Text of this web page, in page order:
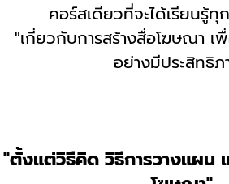
คอร์สเดียวที่จะได้เรียนรู้ทุ
"เกี่ยวกับการสร้างสื่อโฆษณา เ
อย่างมีประสิทธิ
"ตั้งแต่วิธีคิด วิธีการวางแผน